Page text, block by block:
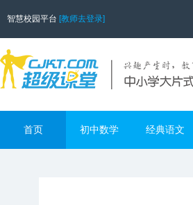
智慧校园平台 [教师去登录]
首页 初中数学 经典语文